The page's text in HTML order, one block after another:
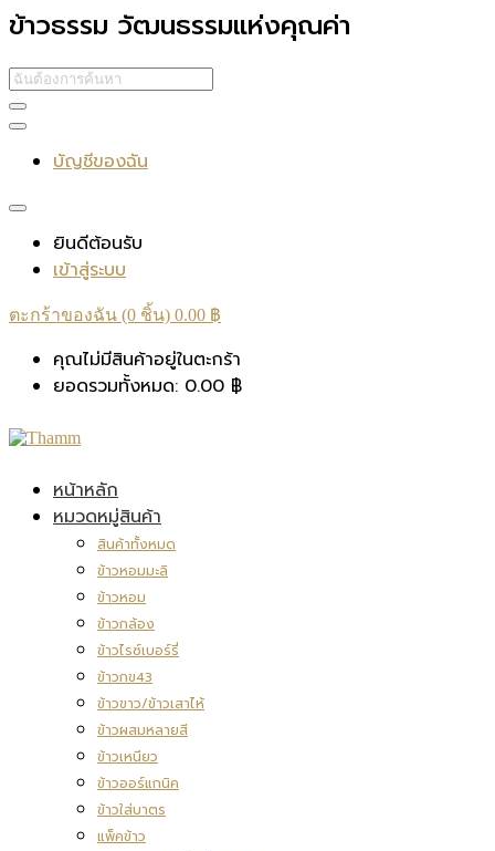
ข้าวธรรม วัฒนธรรมแห่งคุณค่า
บัญชีของฉัน
ยินดีต้อนรับ
เข้าสู่ระบบ
ตะกร้าของฉัน (0 ชิ้น) 0.00 ฿
คุณไม่มีสินค้าอยู่ในตะกร้า
ยอดรวมทั้งหมด: 0.00 ฿
หน้าหลัก
หมวดหมู่สินค้า
สินค้าทั้งหมด
ข้าวหอมมะลิ
ข้าวหอม
ข้าวกล้อง
ข้าวไรซ์เบอร์รี่
ข้าวกข43
ข้าวขาว/ข้าวเสาไห้
ข้าวผสมหลายสี
ข้าวเหนียว
ข้าวออร์แกนิค
ข้าวใส่บาตร
แพ็คข้าว